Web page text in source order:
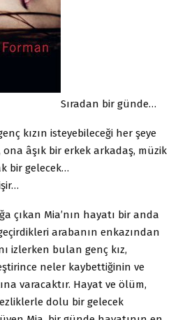
Sıradan bir günde…
kızın isteyebileceği her şeye
âşık bir erkek arkadaş, müzik
bir gelecek…
çıkan Mia’nın hayatı bir anda
arabanın enkazından
izlerken bulan genç kız,
neler kaybettiğinin ve
varacaktır. Hayat ve ölüm,
dolu bir gelecek